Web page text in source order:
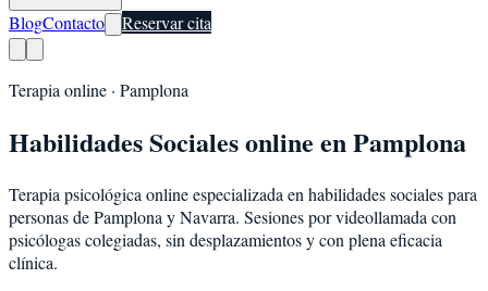
BlogContacto Reservar cita
Terapia online · Pamplona
Habilidades Socialesonline enPamplona
Terapia psicológica online especializada en habilidades socialespara
personas dePamplona yNavarra. Sesiones por videollamada con
psicólogas colegiadas, sin desplazamientos y con plena eficacia
clínica.